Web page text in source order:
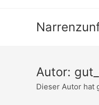
Autor:
Dieser Autor hat